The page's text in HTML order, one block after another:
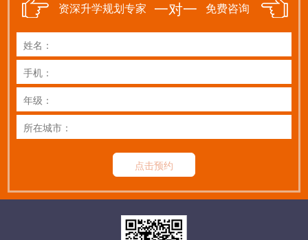
资深升学规划专家 一对一 免费咨询
点击预约